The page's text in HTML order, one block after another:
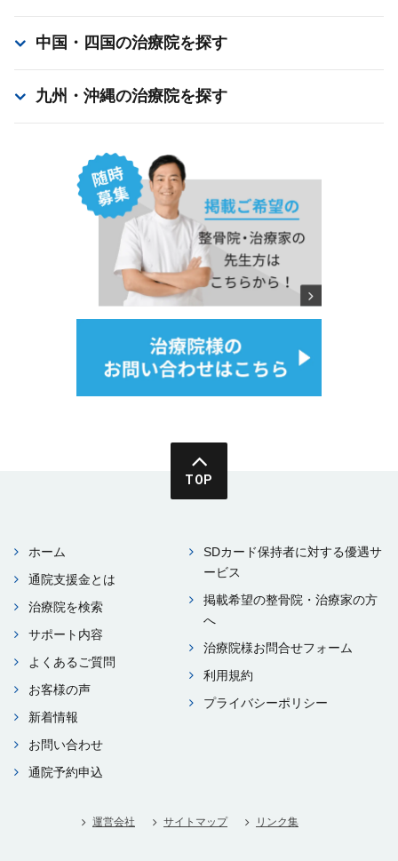
中国・四国の治療院を探す
九州・沖縄の治療院を探す
TOP
ホーム
通院⽀援⾦とは
治療院を検索
サポート内容
よくあるご質問
お客様の声
新着情報
お問い合わせ
通院予約申込
SDカード保持者に対する優遇サ
ービス
掲載希望の整⾻院・治療家の⽅
へ
治療院様お問合せフォーム
利⽤規約
プライバシーポリシー
運営会社 サイトマップ リンク集